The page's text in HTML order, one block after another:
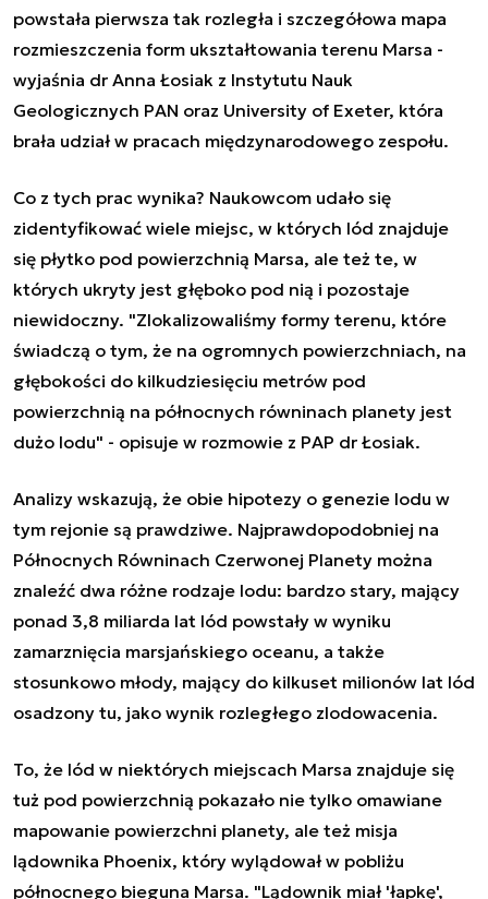
powstała pierwsza tak rozległa i szczegółowa mapa
rozmieszczenia form ukształtowania terenu Marsa -
wyjaśnia dr Anna Łosiak z Instytutu Nauk
Geologicznych PAN oraz University of Exeter, która
brała udział w pracach międzynarodowego zespołu.
Co z tych prac wynika? Naukowcom udało się
zidentyfikować wiele miejsc, w których lód znajduje
się płytko pod powierzchnią Marsa, ale też te, w
których ukryty jest głęboko pod nią i pozostaje
niewidoczny. "Zlokalizowaliśmy formy terenu, które
świadczą o tym, że na ogromnych powierzchniach, na
głębokości do kilkudziesięciu metrów pod
powierzchnią na północnych równinach planety jest
dużo lodu" - opisuje w rozmowie z PAP dr Łosiak.
Analizy wskazują, że obie hipotezy o genezie lodu w
tym rejonie są prawdziwe. Najprawdopodobniej na
Północnych Równinach Czerwonej Planety można
znaleźć dwa różne rodzaje lodu: bardzo stary, mający
ponad 3,8 miliarda lat lód powstały w wyniku
zamarznięcia marsjańskiego oceanu, a także
stosunkowo młody, mający do kilkuset milionów lat lód
osadzony tu, jako wynik rozległego zlodowacenia.
To, że lód w niektórych miejscach Marsa znajduje się
tuż pod powierzchnią pokazało nie tylko omawiane
mapowanie powierzchni planety, ale też misja
lądownika Phoenix, który wylądował w pobliżu
północnego bieguna Marsa. "Lądownik miał 'łapkę',